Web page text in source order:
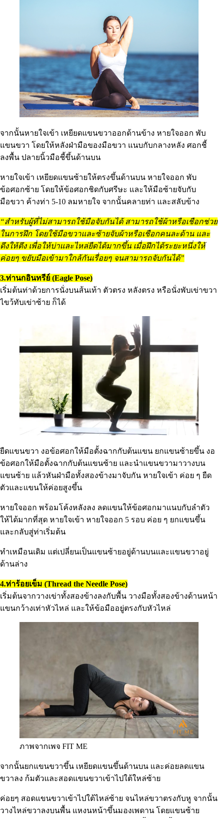
จากนั้นหายใจเข้า เหยียดแขนขวาออกด้านข้าง หายใจออก พับ
แขนขวา โดยให้หลังฝ่ามือของมือขวา แนบกับกลางหลัง ศอกชี้
ลงพื้น ปลายนิ้วมือชี้ขึ้นด้านบน
หายใจเข้า เหยียดแขนซ้ายให้ตรงขึ้นด้านบน หายใจออก พับ
ข้อศอกซ้าย โดยให้ข้อศอกชิดกับศรีษะ และให้มือซ้ายจับกับ
มือขวา ค้างท่า 5-10 ลมหายใจ จากนั้นคลายท่า และสลับข้าง
“สำหรับผู้ที่ไม่สามารถใช้มือจับกันได้ สามารถใช้ผ้าหรือเชือกช่วย
ในการฝึก โดยใช้มือขวาและซ้ายจับผ้าหรือเชือกคนละด้าน และ
ดึงให้ตึง เพื่อให้บ่าและไหล่ยืดได้มากขึ้น เมื่อฝึกได้ระยะหนึ่งให้
ค่อยๆ ขยับมือเข้ามาใกล้กันเรื่อยๆ จนสามารถจับกันได้”
3.ท่านกอินทรีย์ (Eagle Pose)
เริ่มต้นท่าด้วยการนั่งบนส้นเท้า ตัวตรง หลังตรง หรือนั่งพับเข่าขวา
ไขว้ทับเข่าซ้าย ก็ได้
ยืดแขนขวา งอข้อศอกให้มือตั้งฉากกับต้นแขน ยกแขนซ้ายขึ้น งอ
ข้อศอกให้มือตั้งฉากกับต้นแขนซ้าย และนำแขนขวามาวางบน
แขนซ้าย แล้วหันฝ่ามือทั้งสองข้างมาจับกัน หายใจเข้า ค่อย ๆ ยืด
ตัวและแขนให้ค่อยสูงขึ้น
หายใจออก พร้อมโค้งหลังลง ลดแขนให้ข้อศอกมาแนบกับลำตัว
ให้ได้มากที่สุด หายใจเข้า หายใจออก 5 รอบ ค่อย ๆ ยกแขนขึ้น
และกลับสู่ท่าเริ่มต้น
ทำเหมือนเดิม แต่เปลี่ยนเป็นแขนซ้ายอยู่ด้านบนและแขนขวาอยู่
ด้านล่าง
4.ท่าร้อยเข็ม (Thread the Needle Pose)
เริ่มต้นจากวางเข่าทั้งสองข้างลงกับพื้น วางมือทั้งสองข้างด้านหน้า
แขนกว้างเท่าหัวไหล่ และให้ข้อมืออยู่ตรงกับหัวไหล่
ภาพจากเพจ FIT ME
จากนั้นยกแขนขวาขึ้น เหยียดแขนขึ้นด้านบน และค่อยลดแขน
ขวาลง ก้มตัวและสอดแขนขวาเข้าไปใต้ใหล่ซ้าย
ค่อยๆ สอดแขนขวาเข้าไปใต้ไหล่ซ้าย จนไหล่ขวาตรงกับหู จากนั้น
วางไหล่ขวาลงบนพื้น แหงนหน้าขึ้นมองเพดาน โดยแขนซ้าย